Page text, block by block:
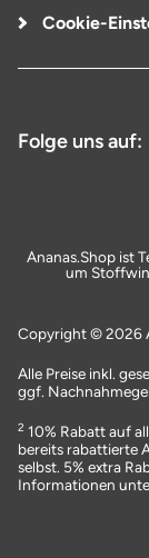
Cookie-
Folge uns auf:
Ananas.Shop ist
um
Copyright © 2026
Alle Preise inkl.
ggf.
2 10% Rabatt auf
bereits rabattierte
selbst. 5% extra
Informationen